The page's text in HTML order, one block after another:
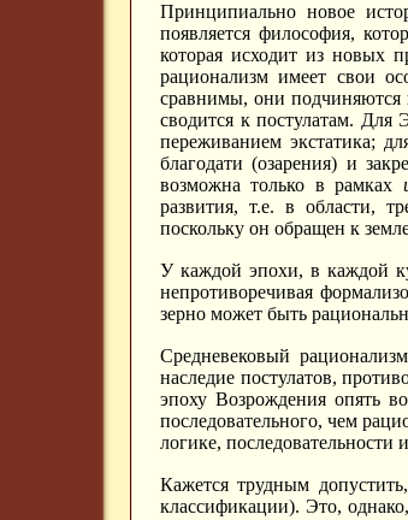
Принципиально новое
появляется философия,
которая исходит из новых
рационализм имеет свои
сравнимы, они подчиняются
сводится к постулатам. Для
переживанием экстатика;
благодати (озарения) и
возможна только в рамках
развития, т.е. в области,
поскольку он обращен к
У каждой эпохи, в каждой
непротиворечивая
зерно может быть
Средневековый
наследие постулатов,
эпоху Возрождения опять
последовательного, чем
логике,
Кажется трудным
классификации).Это,